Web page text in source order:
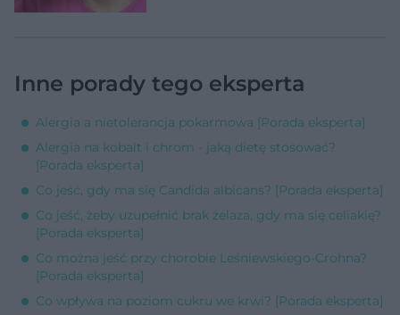
Inne porady tego eksperta
Alergia a nietolerancja pokarmowa [Porada eksperta]
Alergia na kobalt i chrom - jaką dietę stosować?
[Porada eksperta]
Co jeść, gdy ma się Candida albicans? [Porada eksperta]
Co jeść, żeby uzupełnić brak żelaza, gdy ma się celiakię?
[Porada eksperta]
Co można jeść przy chorobie Leśniewskiego-Crohna?
[Porada eksperta]
Co wpływa na poziom cukru we krwi? [Porada eksperta]